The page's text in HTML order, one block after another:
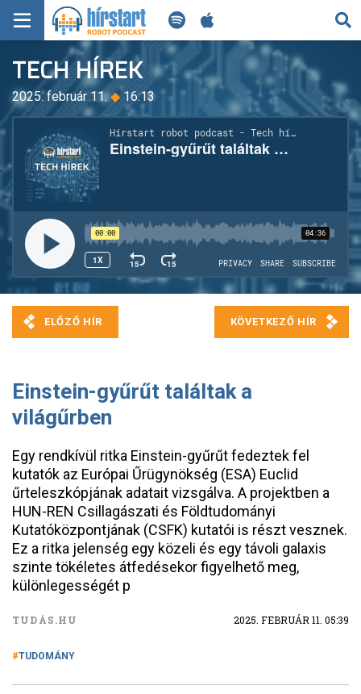
KERESÉS
KEZDŐLAP
FRISS HÍREK
TECH HÍREK
FILM-ZENE-SZÓRAKOZÁS
PLAYLIST
MI AZ A ROBOT PODCAST?
TECH HÍREK
2025. február 11.◆ 16:13
Einstein-gyűrűt találtak a
világűrben
Egy rendkívül ritka Einstein-gyűrűt fedeztek fel
kutatók az Európai Űrügynökség (ESA) Euclid
űrteleszkópjának adatait vizsgálva. A projektben a
HUN-REN Csillagászati és Földtudományi
Kutatóközpontjának (CSFK) kutatói is részt vesznek.
Ez a ritka jelenség egy közeli és egy távoli galaxis
szinte tökéletes átfedésekor figyelhető meg,
különlegességét p
TUDÁS.HU 2025. FEBRUÁR 11. 05:39
TUDOMÁNY